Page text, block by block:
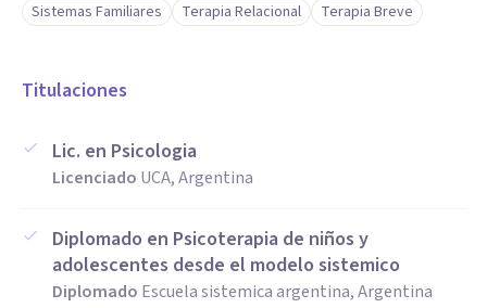
Sistemas Familiares Terapia Relacional Terapia Breve
Titulaciones
Lic. en Psicologia
Licenciado UCA, Argentina
Diplomado en Psicoterapia de niños y
adolescentes desde el modelo sistemico
Diplomado Escuela sistemica argentina, Argentina